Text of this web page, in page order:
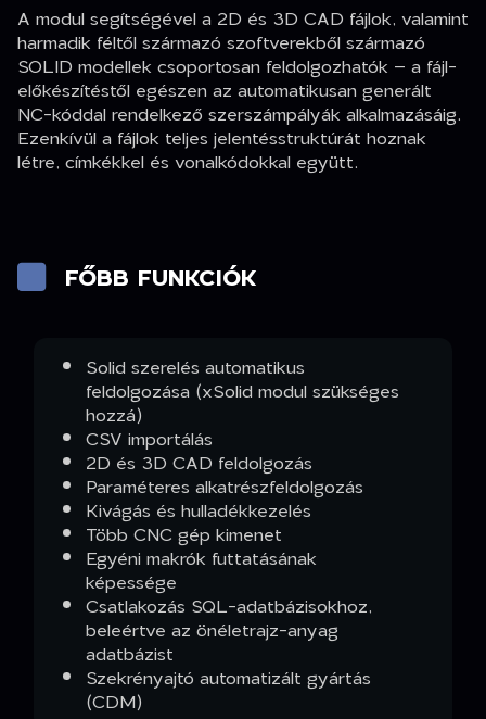
A modul segítségével a 2D és 3D CAD fájlok, valamint
harmadik féltől származó szoftverekből származó
SOLID modellek csoportosan feldolgozhatók – a fájl-
előkészítéstől egészen az automatikusan generált
NC-kóddal rendelkező szerszámpályák alkalmazásáig.
Ezenkívül a fájlok teljes jelentésstruktúrát hoznak
létre, címkékkel és vonalkódokkal együtt.
FŐBB FUNKCIÓK
Solid szerelés automatikus
feldolgozása (xSolid modul szükséges
hozzá)
CSV importálás
2D és 3D CAD feldolgozás
Paraméteres alkatrészfeldolgozás
Kivágás és hulladékkezelés
Több CNC gép kimenet
Egyéni makrók futtatásának
képessége
Csatlakozás SQL-adatbázisokhoz,
beleértve az önéletrajz-anyag
adatbázist
Szekrényajtó automatizált gyártás
(CDM)